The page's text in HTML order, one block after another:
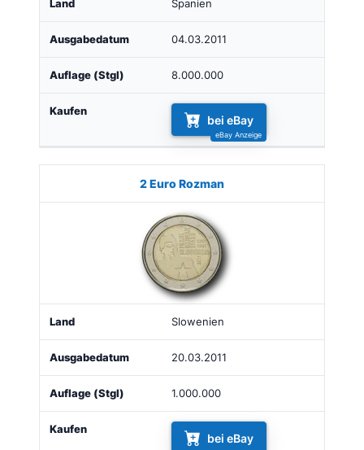
Spanien
04.03.2011
8.000.000
bei eBay
2 Euro Rozman
Slowenien
20.03.2011
1.000.000
bei eBay